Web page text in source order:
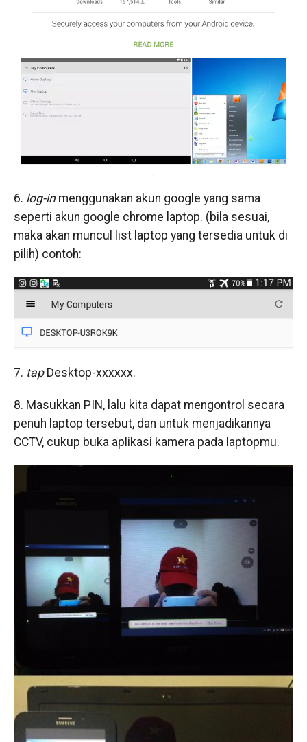
6. log-inmenggunakan akun google yang sama
seperti akun google chrome laptop. (bila sesuai,
maka akan muncul list laptop yang tersedia untuk di
pilih) contoh:
7. tapDesktop-xxxxxx.
8. Masukkan PIN, lalu kita dapat mengontrol secara
penuh laptop tersebut, dan untuk menjadikannya
CCTV, cukup buka aplikasi kamera pada laptopmu.